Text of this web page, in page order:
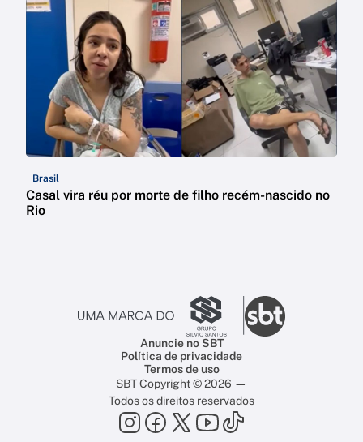
Brasil
Casal vira réu por morte de filho recém-nascido no
Rio
Anuncie no SBT
Política de privacidade
Termos de uso
SBT Copyright © 2026 —
Todos os direitos reservados